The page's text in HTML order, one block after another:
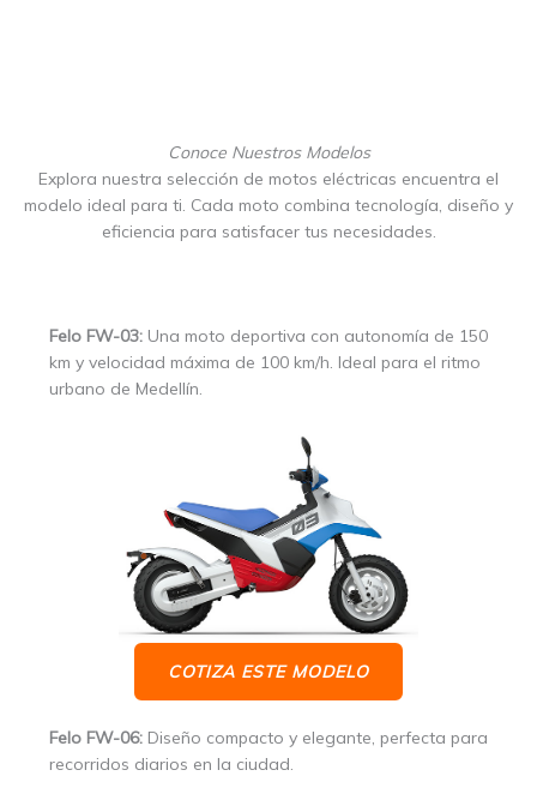
Conoce Nuestros Modelos
Explora nuestra selección de motos eléctricas encuentra el
modelo ideal para ti. Cada moto combina tecnología, diseño y
eficiencia para satisfacer tus necesidades.
Felo FW-03: Una moto deportiva con autonomía de 150
km y velocidad máxima de 100 km/h. Ideal para el ritmo
urbano de Medellín.
COTIZA ESTE MODELO
Felo FW-06: Diseño compacto y elegante, perfecta para
recorridos diarios en la ciudad.